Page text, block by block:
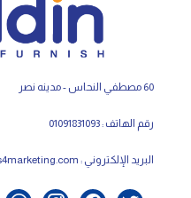
60 مصطفي النحاس - مدينه نصر
رقم الهاتف : 01091831093
البريد الإلكتروني :